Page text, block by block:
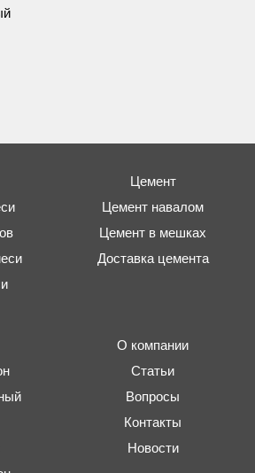
Цемент
Цемент навалом
Цемент в мешках
Доставка цемента
О компании
Статьи
Вопросы
Контакты
Новости